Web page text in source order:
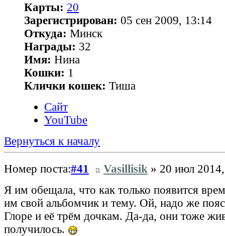
Карты: 20
Зарегистрирован: 05 сен 2009, 13:14
Откуда: Минск
Награды: 32
Имя: Нина
Кошки: 1
Клички кошек: Тиша
Сайт
YouTube
Вернуться к началу
Номер поста:#41 Vasillisik » 20 июл
Я им обещала, что как только появится
им свой альбомчик и тему. Ой, надо же
Глоре и её трём дочкам. Да-да, они тоже
получилось.